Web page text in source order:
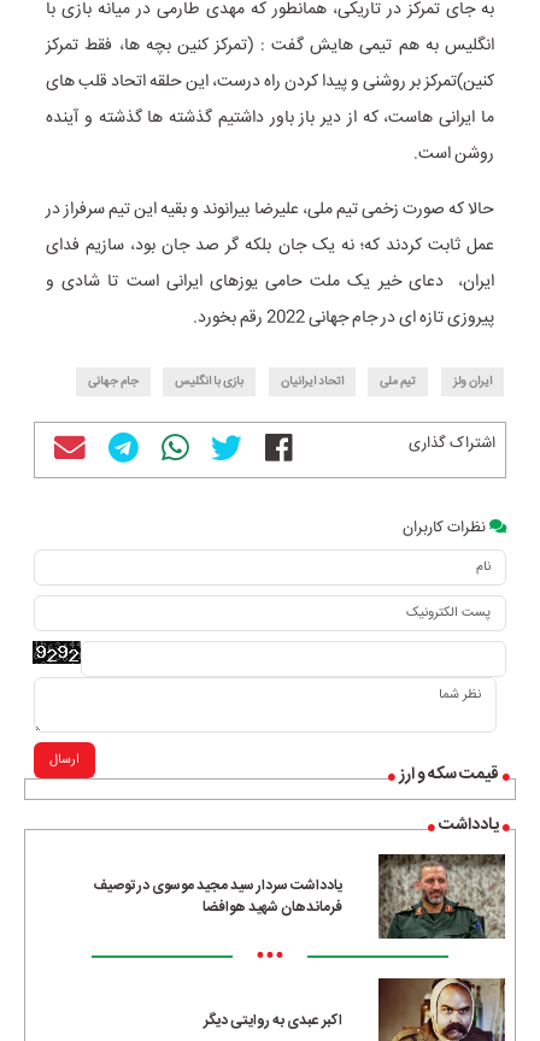
قیمت سکه و ارز
یادداشت
یادداشت سردار سید مجید موسوی در توصیف
فرماندهان شهید هوافضا
•••
اکبر عبدی به روایتی دیگر
به جای تمرکز در تاریکی، همانطور که مهدی طارمی در میانه بازی با
انگلیس به هم تیمی هایش گفت : (تمرکز کنین بچه ها، فقط تمرکز
کنین)تمرکز بر روشنی و پیدا کردن راه درست، این حلقه اتحاد قلب های
ما ایرانی هاست، که از دیر باز باور داشتیم گذشته ها گذشته و آینده
روشن است.
حالا که صورت زخمی تیم ملی، علیرضا بیرانوند و بقیه این تیم سرفراز در
عمل ثابت کردند که؛ نه یک جان بلکه گر صد جان بود، سازیم فدای
ایران، دعای خیر یک ملت حامی یوزهای ایرانی است تا شادی و
پیروزی تازه ای در جام جهانی 2022 رقم بخورد.
ایران ولز تیم ملی اتحاد ایرانیان بازی با انگلیس جام جهانی
اشتراک گذاری
نظرات کاربران
ارسال